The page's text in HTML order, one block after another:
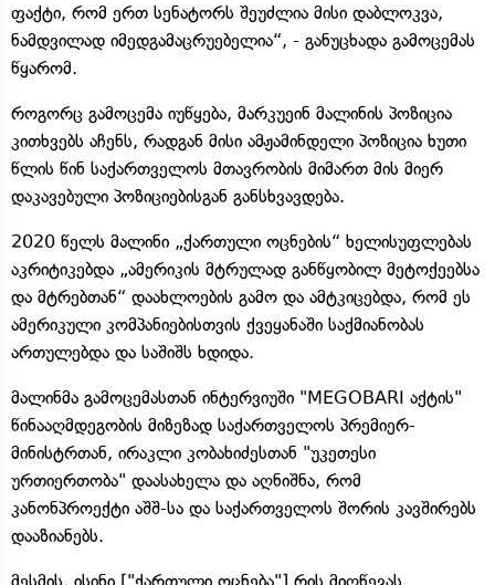
ფაქტი, რომ ერთ სენატორს შეუძლია მისი დაბლოკვა,
ნამდვილად იმედგამაცრუებელია“, - განუცხადა გამოცემას
წყარომ.
როგორც გამოცემა იუწყება, მარკუეინ მალინის პოზიცია
კითხვებს აჩენს, რადგან მისი ამჟამინდელი პოზიცია ხუთი
წლის წინ საქართველოს მთავრობის მიმართ მის მიერ
დაკავებული პოზიციებისგან განსხვავდება.
2020 წელს მალინი „ქართული ოცნების“ ხელისუფლებას
აკრიტიკებდა „ამერიკის მტრულად განწყობილ მეტოქეებსა
და მტრებთან“ დაახლოების გამო და ამტკიცებდა, რომ ეს
ამერიკული კომპანიებისთვის ქვეყანაში საქმიანობას
ართულებდა და საშიშს ხდიდა.
მალინმა გამოცემასთან ინტერვიუში "MEGOBARI აქტის"
წინააღმდეგობის მიზეზად საქართველოს პრემიერ-
მინისტრთან, ირაკლი კობახიძესთან "უკეთესი
ურთიერთობა" დაასახელა და აღნიშნა, რომ
კანონპროექტი აშშ-სა და საქართველოს შორის კავშირებს
დააზიანებს.